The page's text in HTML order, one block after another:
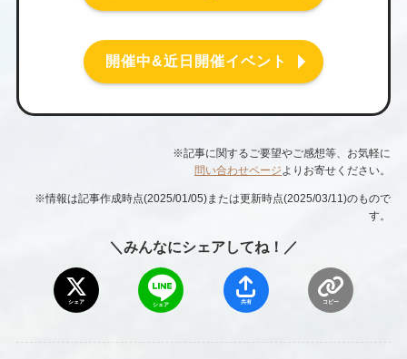
開催中&近日開催イベント
※記事に関するご要望やご感想等、お気軽に
問い合わせページ よりお寄せください。
※情報は記事作成時点(2025/01/05)または更新時点(2025/03/11)のもので
す。
＼みんなにシェアしてね！／
シェア シェア 共有 コピー